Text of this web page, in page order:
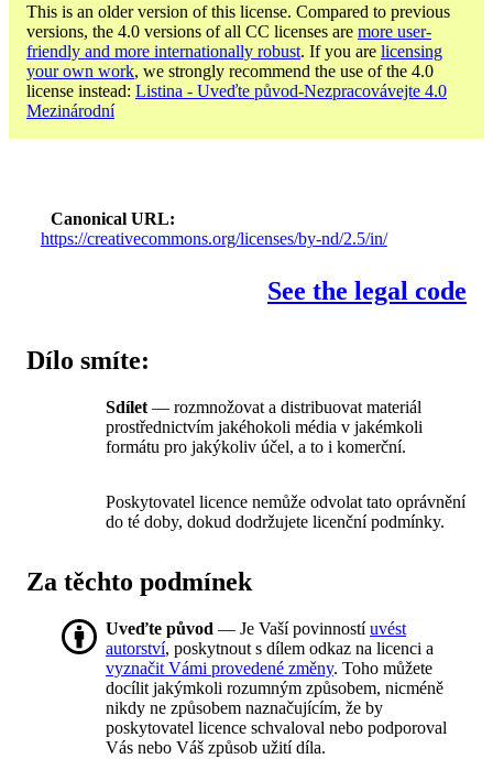
This is an older version of this license. Compared to previous
versions, the 4.0 versions of all CC licenses are more user-
friendly and more internationally robust. If you are licensing
your own work, we strongly recommend the use of the 4.0
license instead: Listina - Uveďte původ-Nezpracovávejte 4.0
Mezinárodní
Canonical URL
https://creativecommons.org/licenses/by-nd/2.5/in/
See the legal code
Dílo smíte:
Sdílet — rozmnožovat a distribuovat materiál
prostřednictvím jakéhokoli média v jakémkoli
formátu pro jakýkoliv účel, a to i komerční.
Poskytovatel licence nemůže odvolat tato oprávnění
do té doby, dokud dodržujete licenční podmínky.
Za těchto podmínek
Uveďte původ — Je Vaší povinnostíuvést
autorství, poskytnout s dílem odkaz na licenci a
vyznačit Vámi provedené změny. Toho můžete
docílit jakýmkoli rozumným způsobem, nicméně
nikdy ne způsobem naznačujícím, že by
poskytovatel licence schvaloval nebo podporoval
Vás nebo Váš způsob užití díla.